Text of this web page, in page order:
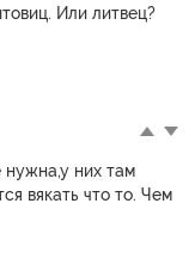
Или литвец?
нужна,у них там
вякать что то. Чем